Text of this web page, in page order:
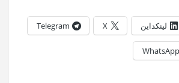
لینکداین X
Telegram
WhatsApp